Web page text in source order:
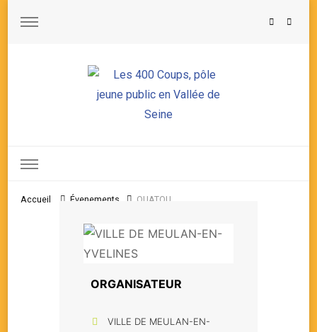
Accueil Évenements OUATOU
ORGANISATEUR
VILLE DE MEULAN-EN-